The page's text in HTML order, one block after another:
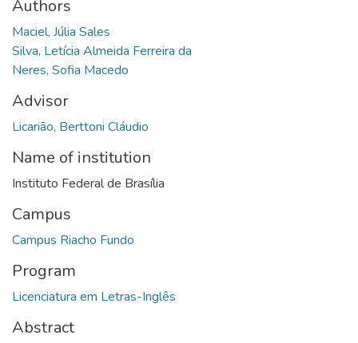
Authors
Maciel, Júlia Sales
Silva, Letícia Almeida Ferreira da
Neres, Sofia Macedo
Advisor
Licarião, Berttoni Cláudio
Name of institution
Instituto Federal de Brasília
Campus
Campus Riacho Fundo
Program
Licenciatura em Letras-Inglês
Abstract